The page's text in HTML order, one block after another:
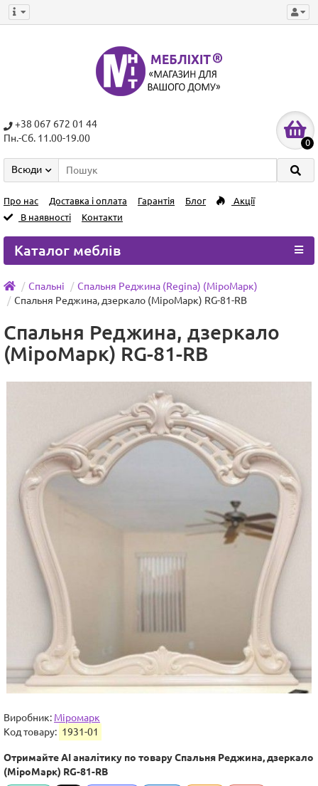
+38 067 672 01 44
Пн.-Сб. 11.00-19.00
0
Всюди
Про нас Доставка і оплата Гарантія Блог
Акції
В наявності
Контакти
Каталог меблів
Спальні
Спальня Реджина (Regina) (МіроМарк)
Спальня Реджина, дзеркало (МіроМарк) RG-81-RB
Спальня Реджина, дзеркало
(МіроМарк) RG-81-RB
Виробник: Міромарк
Код товару: 1931-01
Отримайте AI аналітику по товару Спальня Реджина, дзеркало
(МіроМарк) RG-81-RB